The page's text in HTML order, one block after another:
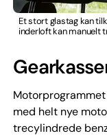
Et stort glastag kan
inderloft kan manuelt
med helt nye
trecylindrede